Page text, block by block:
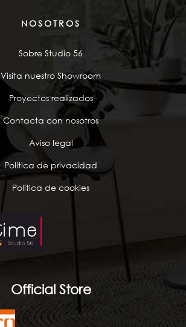
NOSOTROS
Sobre Studio 56
Visita nuestro Showroom
Proyectos realizados
Contacta con nosotros
Aviso legal
Política de privacidad
Política de cookies
Official Store